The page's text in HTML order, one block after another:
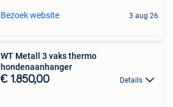
Bezoek website 3 aug 26
WT Metall 3 vaks thermo
hondenaanhanger
€ 1.850,00 Details